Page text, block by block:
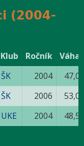
(2004-
Klub Ročník
Váha
ŠK 2004
47,0
ŠK 2006
53,0
UKE 2004 48,5